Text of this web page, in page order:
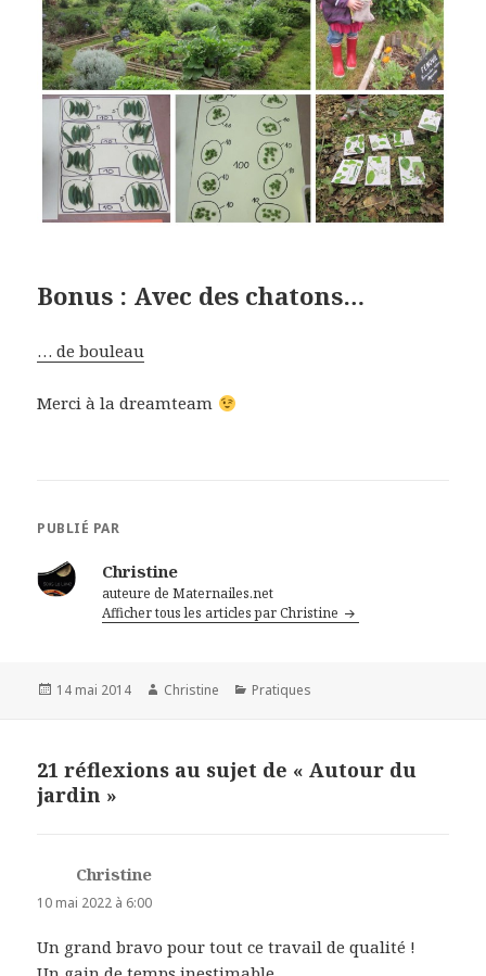
Bonus : Avec des chatons…
… de bouleau
Merci à la dreamteam
PUBLIÉ PAR
Christine
auteure de Maternailes.net
Afficher tous les articles par Christine
Publié
14 mai 2014 Auteur
Christine Catégories
Pratiques
21 réflexions au sujet de « Autour du
jardin »
Christine
10 mai 2022 à 6:00
Un grand bravo pour tout ce travail de qualité !